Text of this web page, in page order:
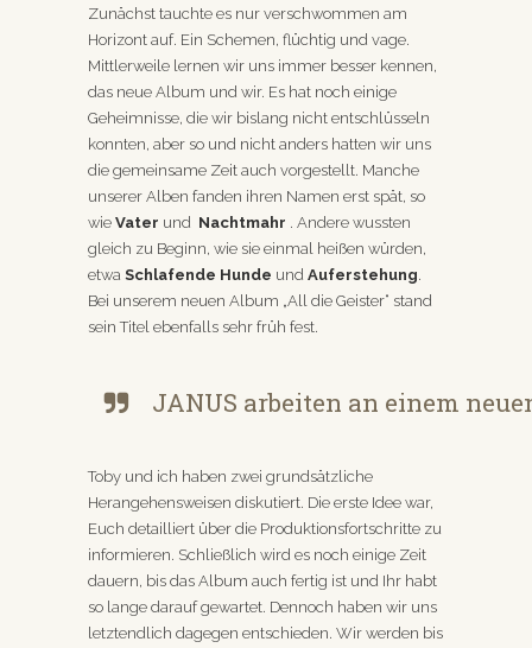
Zunächst tauchte es nur verschwommen am
Horizont auf. Ein Schemen, flüchtig und vage.
Mittlerweile lernen wir uns immer besser kennen,
das neue Album und wir. Es hat noch einige
Geheimnisse, die wir bislang nicht entschlüsseln
konnten, aber so und nicht anders hatten wir uns
die gemeinsame Zeit auch vorgestellt. Manche
unserer Alben fanden ihren Namen erst spät, so
wie Vater und Nachtmahr
. Andere wussten
gleich zu Beginn, wie sie einmal heißen würden,
etwa Schlafende Hunde und Auferstehung
Bei unserem neuen Album „All die Geister“ stand
sein Titel ebenfalls sehr früh fest.
JANUS arbeiten an einem
Toby und ich haben zwei grundsätzliche
Herangehensweisen diskutiert. Die erste Idee war,
Euch detailliert über die Produktionsfortschritte zu
informieren. Schließlich wird es noch einige Zeit
dauern, bis das Album auch fertig ist und Ihr habt
so lange darauf gewartet. Dennoch haben wir uns
letztendlich dagegen entschieden. Wir werden bis